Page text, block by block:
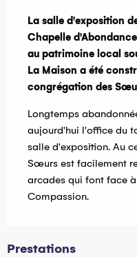
La salle d'exposition
Chapelle
au patrimoine local
La Maison a été
congrégation des
Longtemps
aujourd'hui l'office du
salle d'exposition. Au
Sœurs est facilement
arcades qui font face
Compassion.
Prestations